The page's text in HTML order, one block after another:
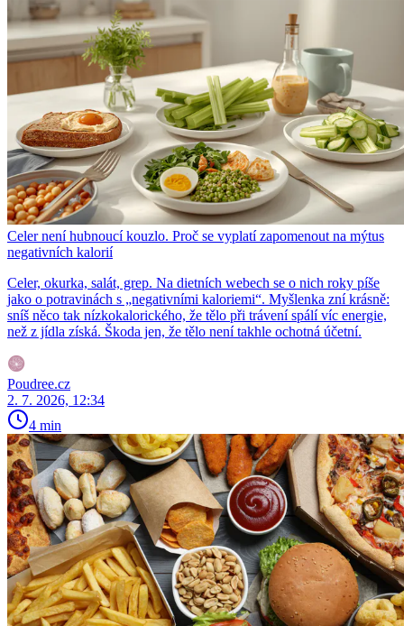
Celer není hubnoucí kouzlo. Proč se vyplatí zapomenout na mýtus
negativních kalorií
Celer, okurka, salát, grep. Na dietních webech se o nich roky píše
jako o potravinách s „negativními kaloriemi“. Myšlenka zní krásně:
sníš něco tak nízkokalorického, že tělo při trávení spálí víc energie,
než z jídla získá. Škoda jen, že tělo není takhle ochotná účetní.
Poudree.cz
2. 7. 2026, 12:34
4 min